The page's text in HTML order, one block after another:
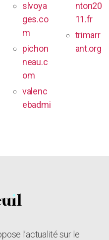
slvoya
ges.co
m
pichon
neau.c
om
valenc
ebadmi
nton20
11.fr
trimarr
ant.org
l’actualité sur le